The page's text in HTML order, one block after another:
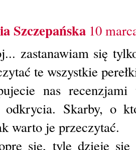
Szczepańska 10
zastanawiam się
te wszystkie
nas
odkrycia. Skarby, o
warto je przeczytać.
się, tyle dzieje